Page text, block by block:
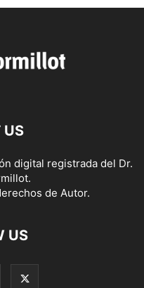
US
digital registrada del Dr.
de Autor.
US